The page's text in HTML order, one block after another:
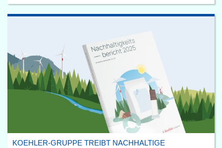
KOEHLER-GRUPPE TREIBT NACHHALTIGE